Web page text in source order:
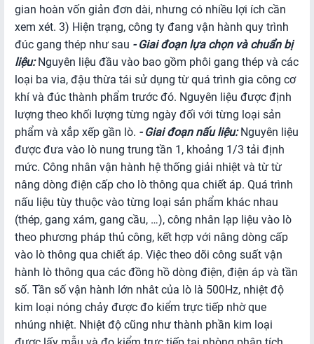
gian hoàn vốn giản đơn dài, nhưng có nhiều lợi ích cần
xem xét. 3) Hiện trạng, công ty đang vận hành quy trình
đúc gang thép như sau - Giai đoạn lựa chọn và chuẩn bị
liệu: Nguyên liệu đầu vào bao gồm phôi gang thép và các
loại ba via, đậu thừa tái sử dụng từ quá trình gia công cơ
khí và đúc thành phẩm trước đó. Nguyên liệu được định
lượng theo khối lượng từng ngày đối với từng loại sản
phẩm và xắp xếp gần lò. - Giai đoạn nấu liệu: Nguyên liệu
được đưa vào lò nung trung tần 1, khoảng 1/3 tải định
mức. Công nhân vận hành hệ thống giải nhiệt và từ từ
nâng dòng điện cấp cho lò thông qua chiết áp. Quá trình
nấu liệu tùy thuộc vào từng loại sản phẩm khác nhau
(thép, gang xám, gang cầu, …), công nhân lạp liệu vào lò
theo phương pháp thủ công, kết hợp với nâng dòng cấp
vào lò thông qua chiết áp. Việc theo dõi công suất vận
hành lò thông qua các đồng hồ dòng điện, điện áp và tần
số. Tần số vận hành lớn nhât của lò là 500Hz, nhiệt độ
kim loại nóng chảy được đo kiểm trực tiếp nhờ que
nhúng nhiệt. Nhiệt độ cũng như thành phần kim loại